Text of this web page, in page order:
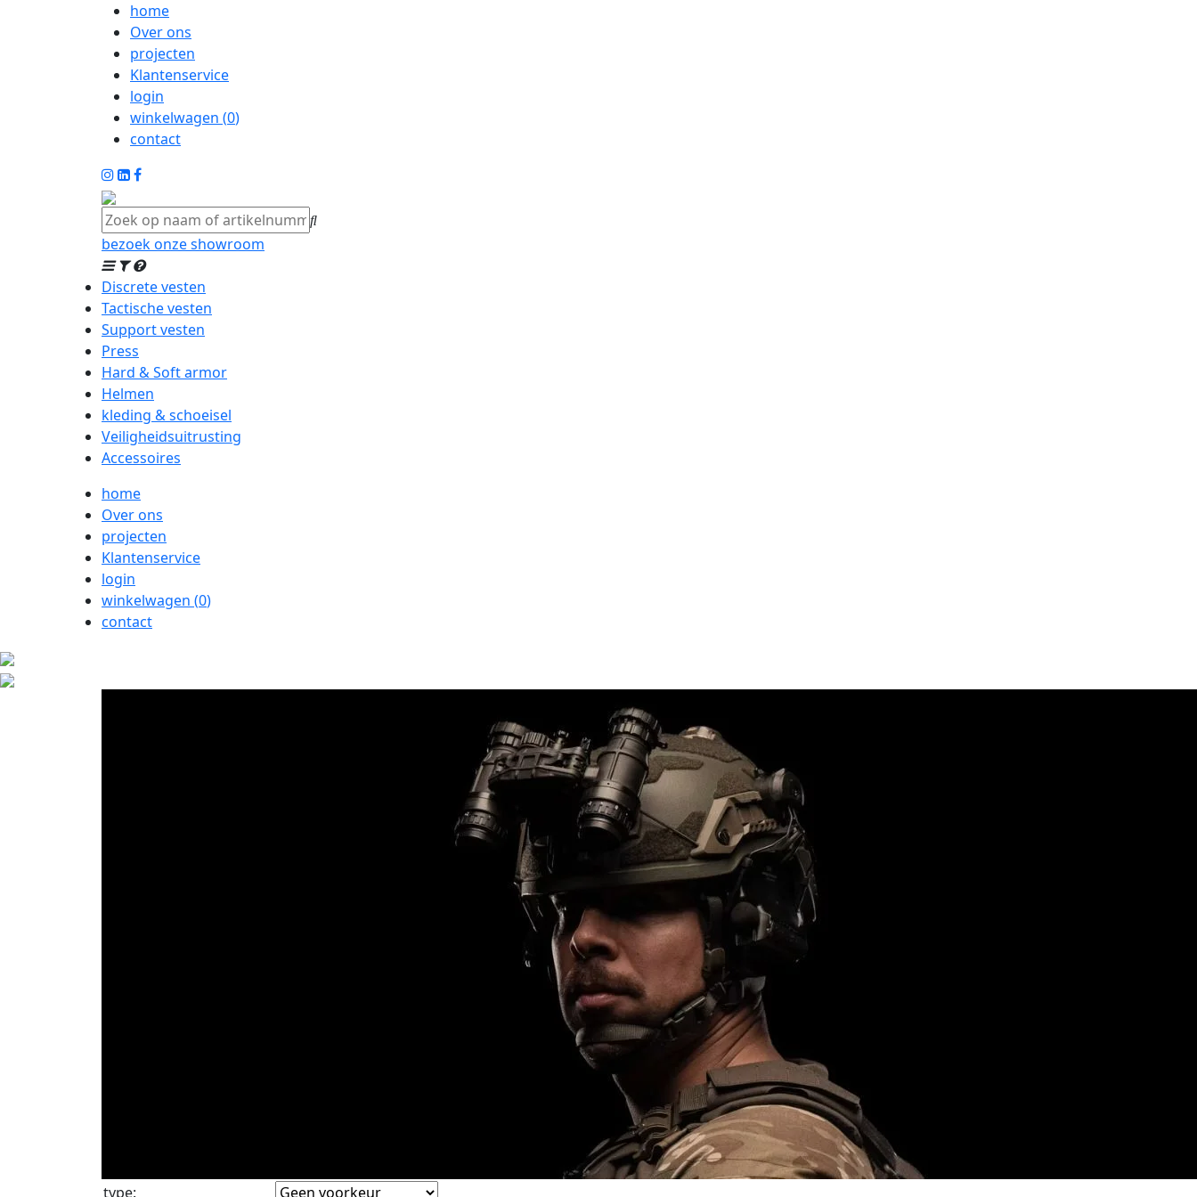
home
Over ons
projecten
Klantenservice
login
winkelwagen (0)
contact
bezoek onze showroom
Discrete vesten
Tactische vesten
Support vesten
Press
Hard & Soft armor
Helmen
kleding & schoeisel
Veiligheidsuitrusting
Accessoires
home
Over ons
projecten
Klantenservice
login
winkelwagen (0)
contact
type: